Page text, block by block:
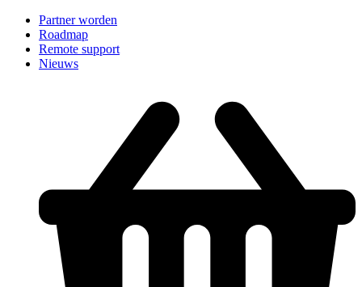
Partner worden
Roadmap
Remote support
Nieuws